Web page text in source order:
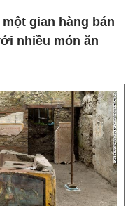
gian hàng bán
nhiều món ăn